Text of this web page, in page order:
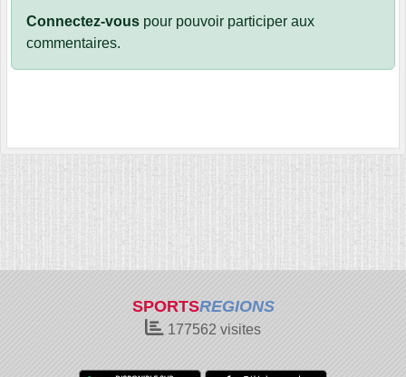
Connectez-vous pour pouvoir participer aux
commentaires.
SPORTSREGIONS
177562 visites